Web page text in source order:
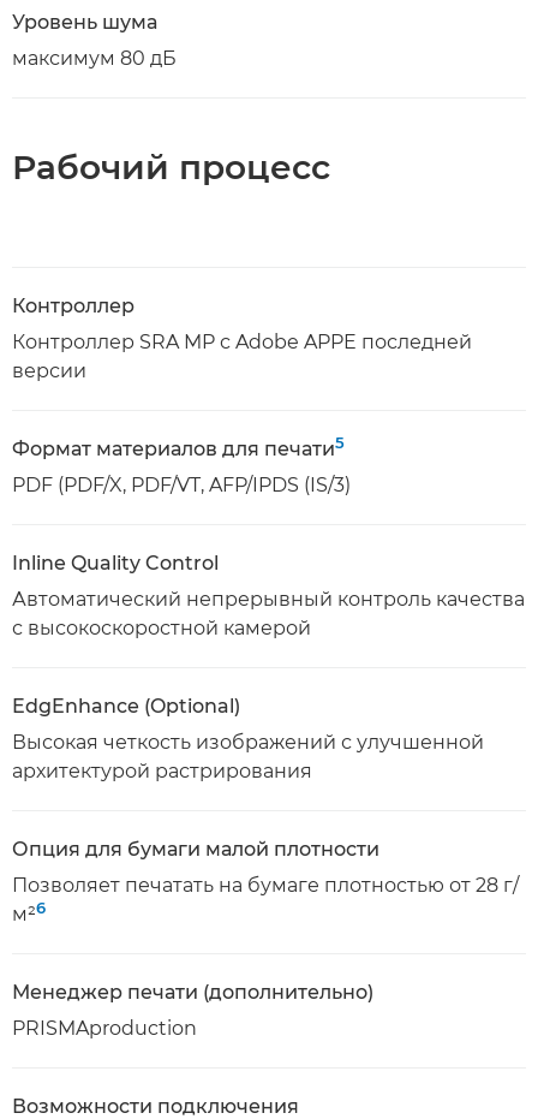
Уровень шума
максимум 80 дБ
Рабочий процесс
Контроллер
Контроллер SRA MP с Adobe APPE последней
версии
Формат материалов для печати5
PDF (PDF/X, PDF/VT, AFP/IPDS (IS/3)
Inline Quality Control
Автоматический непрерывный контроль качества
с высокоскоростной камерой
EdgEnhance (Optional)
Высокая четкость изображений с улучшенной
архитектурой растрирования
Опция для бумаги малой плотности
Позволяет печатать на бумаге плотностью от 28 г/
м²6
Менеджер печати (дополнительно)
PRISMAproduction
Возможности подключения